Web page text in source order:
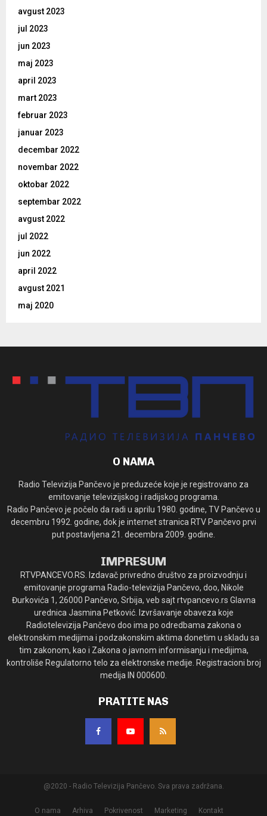
avgust 2023
jul 2023
jun 2023
maj 2023
april 2023
mart 2023
februar 2023
januar 2023
decembar 2022
novembar 2022
oktobar 2022
septembar 2022
avgust 2022
jul 2022
jun 2022
april 2022
avgust 2021
maj 2020
O NAMA
Radio Televizija Pančevo je preduzeće koje je registrovano za
emitovanje televizijskog i radijskog programa.
Radio Pančevo je počelo da radi u aprilu 1980. godine, TV Pančevo u
decembru 1992. godine, dok je internet stranica RTV Pančevo prvi
put postavljena 21. decembra 2009. godine.
IMPRESUM
RTVPANCEVO.RS. Izdavač privredno društvo za proizvodnju i
emitovanje programa Radio-televizija Pančevo, doo, Nikole
Đurkovića 1, 26000 Pančevo, Srbija, veb sajt rtvpancevo.rs Glavna
urednica Jasmina Petković. Izvršavanje obaveza koje
Radiotelevizija Pančevo doo ima po odredbama zakona o
elektronskim medijima i podzakonskim aktima donetim u skladu sa
tim zakonom, kao i Zakona o javnom informisanju i medijima,
kontroliše Regulatorno telo za elektronske medije. Registracioni broj
medija IN 000600.
PRATITE NAS
@2020 - Radio Televizija Pančevo. Sva prava zadržana.
O nama Arhiva Pokrivenost Marketing Kontakt